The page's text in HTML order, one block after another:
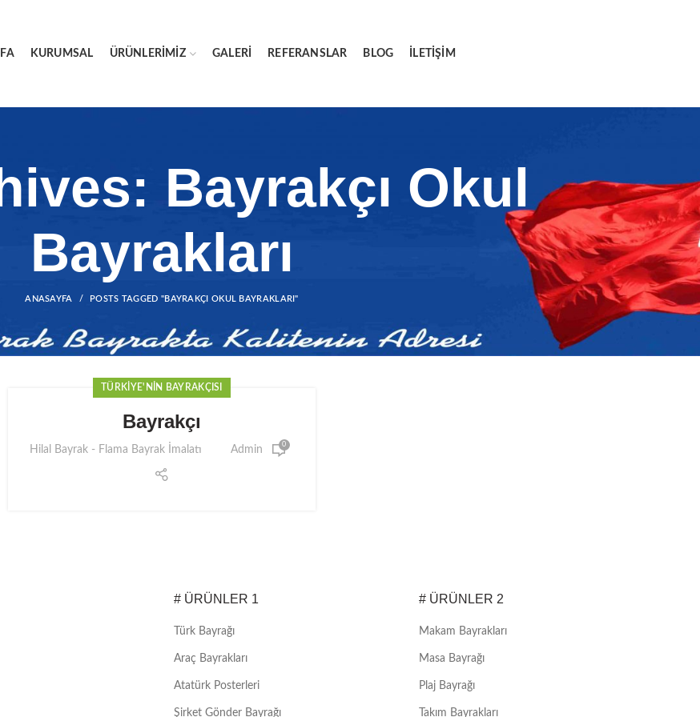
KURUMSAL ÜRÜNLERIMIZ GALERI REFERANSLAR BLOG İLETIŞIM
Bayrakçı Okul
Bayrakları
ANASAYFA POSTS TAGGED "BAYRAKÇI OKUL BAYRAKLARI"
TÜRKIYE'NIN BAYRAKÇISI
Bayrakçı
Hilal Bayrak - Flama Bayrak İmalatı Admin 0
# ÜRÜNLER 1
Türk Bayrağı
Araç Bayrakları
Atatürk Posterleri
Şirket Gönder Bayrağı
# ÜRÜNLER 2
Makam Bayrakları
Masa Bayrağı
Plaj Bayrağı
Takım Bayrakları